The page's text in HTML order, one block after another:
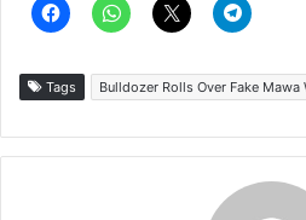
Tags Bulldozer Rolls Over Fake Mawa